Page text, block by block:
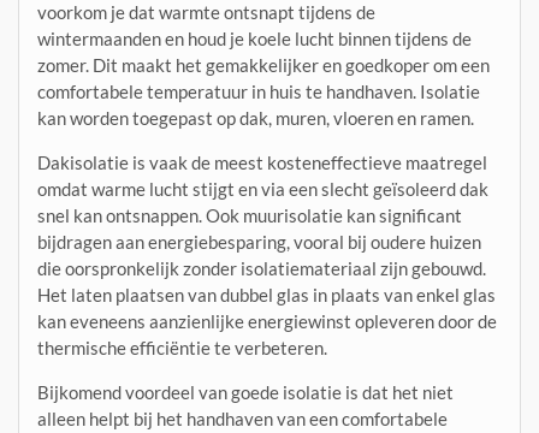
voorkom je dat warmte ontsnapt tijdens de
wintermaanden en houd je koele lucht binnen tijdens de
zomer. Dit maakt het gemakkelijker en goedkoper om een
comfortabele temperatuur in huis te handhaven. Isolatie
kan worden toegepast op dak, muren, vloeren en ramen.
Dakisolatie is vaak de meest kosteneffectieve maatregel
omdat warme lucht stijgt en via een slecht geïsoleerd dak
snel kan ontsnappen. Ook muurisolatie kan significant
bijdragen aan energiebesparing, vooral bij oudere huizen
die oorspronkelijk zonder isolatiemateriaal zijn gebouwd.
Het laten plaatsen van dubbel glas in plaats van enkel glas
kan eveneens aanzienlijke energiewinst opleveren door de
thermische efficiëntie te verbeteren.
Bijkomend voordeel van goede isolatie is dat het niet
alleen helpt bij het handhaven van een comfortabele